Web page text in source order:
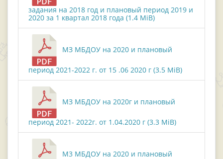
задания на 2018 год и плановый период 2019 и
2020 за 1 квартал 2018 года (1.4 MiB)
МЗ МБДОУ на 2020 и плановый
период 2021-2022 г. от 15 .06 2020 г (3.5 MiB)
МЗ МБДОУ на 2020г и плановый
период 2021- 2022г. от 1.04.2020 г (3.3 MiB)
М3 МБДОУ на 2020 и плановый